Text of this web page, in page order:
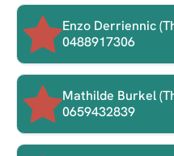
Enzo Derriennic
0488917306
Mathilde Burkel
0659432839